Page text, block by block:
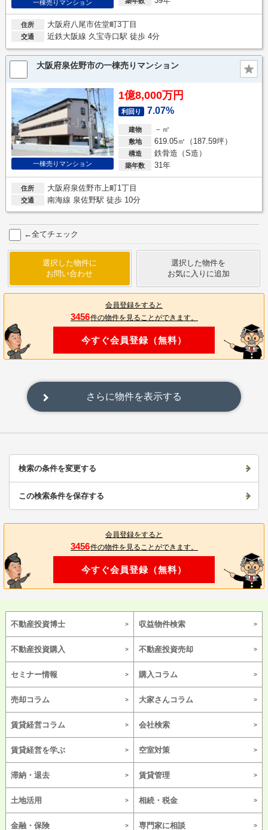
一棟売りマンション
住所 大阪府八尾市佐堂町3丁目
交通 近鉄大阪線 久宝寺口駅 徒歩 4分
大阪府泉佐野市の一棟売りマンション
一棟売りマンション
1億8,000万円
利回り 7.07%
建物 －㎡
敷地 619.05㎡（187.59坪）
構造 鉄骨造（S造）
築年数 31年
住所 大阪府泉佐野市上町1丁目
交通 南海線 泉佐野駅 徒歩 10分
←全てチェック
選択した物件に
お問い合わせ
選択した物件を
お気に入りに追加
会員登録をすると
3456件の物件を見ることができます。
今すぐ会員登録（無料）
さらに物件を表示する
検索の条件を変更する
この検索条件を保存する
会員登録をすると
3456件の物件を見ることができます。
今すぐ会員登録（無料）
不動産投資博士 収益物件検索
不動産投資購入 不動産投資売却
セミナー情報 購入コラム
売却コラム 大家さんコラム
賃貸経営コラム 会社検索
賃貸経営を学ぶ 空室対策
滞納・退去 賃貸管理
土地活用 相続・税金
金融・保険 専門家に相談